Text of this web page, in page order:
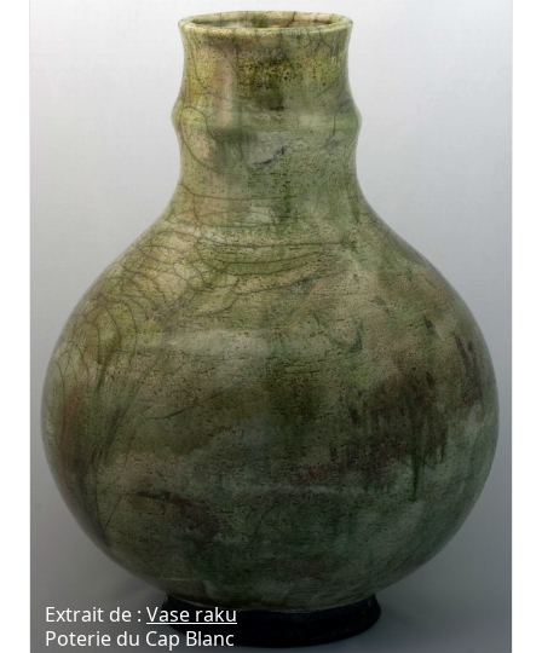
Extrait de : Vase raku
Poterie du Cap Blanc